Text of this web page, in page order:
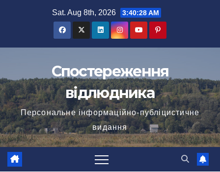
Sat. Aug 8th, 2026 3:40:29 AM
Спостереження
відлюдника
Персональне інформаційно-публіцистичне
видання